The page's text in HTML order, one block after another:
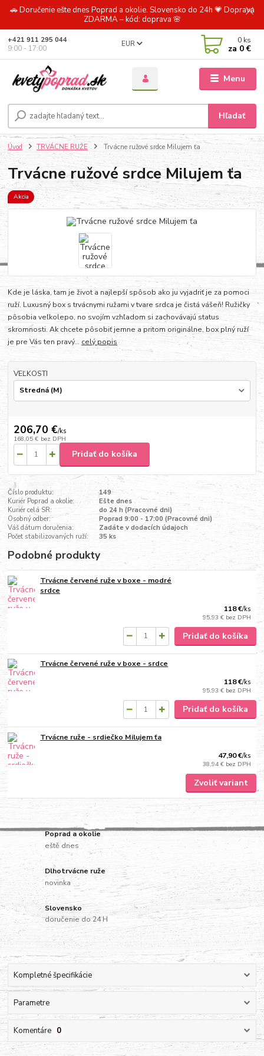
🚗 Doručenie ešte dnes Poprad a okolie. Slovensko do 24h 💗 Doprava
ZDARMA – kód: doprava 🌸
Menu
EUR
Hľadať
+421 911 295 044
9:00 - 17:00
0 ks
za 0 €
Úvod TRVÁCNE RUŽE Trvácne ružové srdce Milujem ťa
Trvácne ružové srdce Milujem ťa
Akcia
Kde je láska, tam je život a najlepší spôsob ako ju vyjadriť je za pomoci
ruží. Luxusný box s trvácnymi ružami v tvare srdca je čistá vášeň! Ružičky
pôsobia veľkolepo, no svojím vzhľadom si zachovávajú status
skromnosti. Ak chcete pôsobiť jemne a pritom originálne, box plný ruží
je pre Vás ten pravý... celý popis
VEĽKOSTI
206,70 €/ks
168,05 € bez DPH
Pridať do košíka
Číslo produktu:
149
Kuriér Poprad a okolie:
Ešte dnes
Kuriér celá SR:
do 24 h (Pracovné dni)
Osobný odber:
Poprad 9:00 - 17:00 (Pracovné dni)
Váš dátum doručenia:
Zadáte v dodacích údajoch
Počet stabilizovaných ruží:
35 ks
Podobné produkty
Trvácne červené ruže v boxe - modré
srdce
118 €/ks
95,93 € bez DPH
Pridať do košíka
Trvácne červené ruže v boxe - srdce
118 €/ks
95,93 € bez DPH
Pridať do košíka
Trvácne ruže - srdiečko Milujem ťa
47,90 €/ks
38,94 € bez DPH
Zvoliť variant
Poprad a okolie
eště dnes
Dlhotrvácne ruže
novinka
Slovensko
doručenie do 24 H
Kompletné špecifikácie
Parametre
Komentáre 0